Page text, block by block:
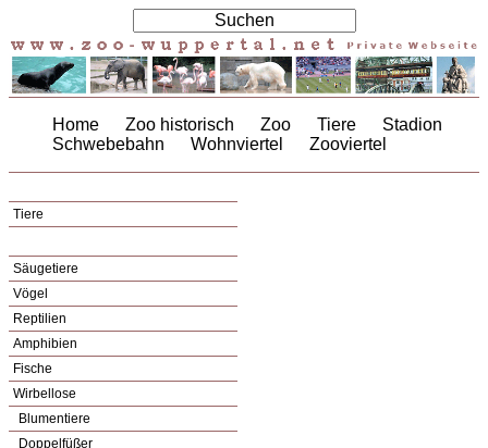
Home Zoo historisch Zoo Tiere
Stadion
Schwebebahn
Wohnviertel Zooviertel
Tiere
Säugetiere
Vögel
Reptilien
Amphibien
Fische
Wirbellose
Blumentiere
Doppelfüßer